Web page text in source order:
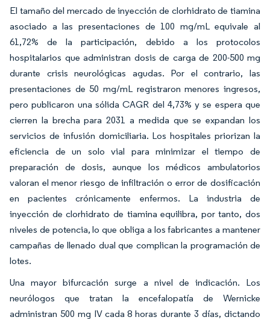
El tamaño del mercado de inyección de clorhidrato de tiamina
asociado a las presentaciones de 100 mg/mL equivale al
61,72% de la participación, debido a los protocolos
hospitalarios que administran dosis de carga de 200-500 mg
durante crisis neurológicas agudas. Por el contrario, las
presentaciones de 50 mg/mL registraron menores ingresos,
pero publicaron una sólida CAGR del 4,73% y se espera que
cierren la brecha para 2031 a medida que se expandan los
servicios de infusión domiciliaria. Los hospitales priorizan la
eficiencia de un solo vial para minimizar el tiempo de
preparación de dosis, aunque los médicos ambulatorios
valoran el menor riesgo de infiltración o error de dosificación
en pacientes crónicamente enfermos. La industria de
inyección de clorhidrato de tiamina equilibra, por tanto, dos
niveles de potencia, lo que obliga a los fabricantes a mantener
campañas de llenado dual que complican la programación de
lotes.
Una mayor bifurcación surge a nivel de indicación. Los
neurólogos que tratan la encefalopatía de Wernicke
administran 500 mg IV cada 8 horas durante 3 días, dictando